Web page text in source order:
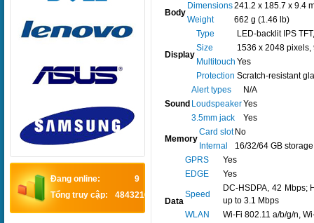
Đang online:
9
Tổng truy cập:
4843216
Body
Dimensions241.2 x 185.7 x 9.4
Weight
662 g (1.46 lb)
Display
Type
LED-backlit IPS
Size
1536 x 2048
Multitouch Yes
Protection Scratch-resistant
Sound
Alert types
N/A
LoudspeakerYes
3.5mm jack
Yes
Memory
Card slot No
Internal
16/32/64 GB storage
Data
GPRS
Yes
EDGE
Yes
Speed
DC-HSDPA, 42 Mbps;
up to 3.1 Mbps
WLAN
Wi-Fi 802.11 a/b/g/n,